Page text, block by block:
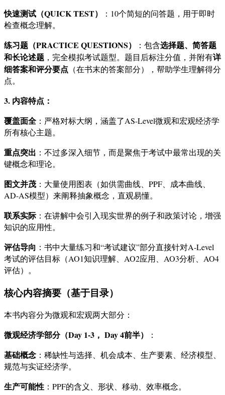
快速测试（QUICK TEST）
：10个简短的问答题，用于即时
检查概念理解。
练习题（PRACTICE QUESTIONS） ：包含选择题、简答题
和长论述题 ，完全模拟考试题型。题目后标注分值，并附有详
细答案和评分要点 （在书末的答案部分），帮助学生理解得分
点。
3. 内容特点：
覆盖面全 ：严格对标大纲，涵盖了AS-Level微观和宏观经济学
所有核心主题。
重点突出 ：不过多深入细节，而是聚焦于考试中最常出现的关
键概念和理论。
图文并茂 ：大量使用图表（如供需曲线、PPF、成本曲线、
AD-AS模型）来阐释抽象概念，直观易懂。
联系实际 ：在讲解中会引入现实世界的例子和政策讨论，增强
知识的应用性。
评估导向 ：书中大量练习和“考试建议”部分直接针对A-Level
考试的评估目标（AO1知识理解、AO2应用、AO3分析、AO4
评估）。
核心内容摘要（基于目录）
本书内容分为微观和宏观两大部分：
微观经济学部分（Day 1-3， Day 4前半） ：
基础概念 ：稀缺性与选择、机会成本、生产要素、经济模型、
规范与实证经济学。
生产可能性 ：PPF的含义、形状、移动、效率概念。